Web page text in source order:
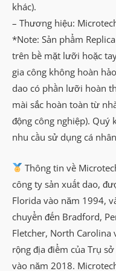
khác).
– Thương hiệu:
*Note: Sản phẩm
trên bề mặt lưỡi hoặc
gia công không hoàn
dao có phần lưỡi hoàn
mài sắc hoàn toàn từ
động công nghiệp).
nhu cầu sử dụng cá
Thông tin về
công ty sản xuất dao,
Florida vào năm 1994,
chuyển đến Bradford,
Fletcher, North Carolina
rộng địa điểm của Trụ
vào năm 2018.